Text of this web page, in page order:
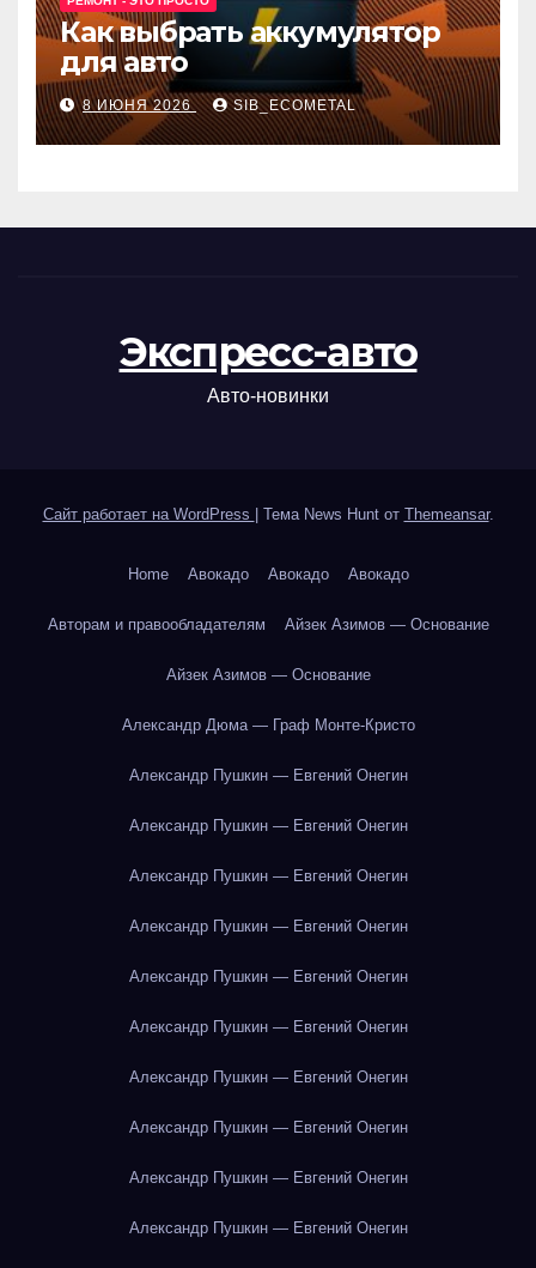
Как выбрать аккумулятор
для авто
8 ИЮНЯ 2026 SIB_ECOMETAL
Экспресс-авто
Авто-новинки
Сайт работает на WordPress Тема News Hunt от Themeansar.
Home Авокадо Авокадо Авокадо
Авторам и правообладателям Айзек Азимов — Основание
Айзек Азимов — Основание
Александр Дюма — Граф Монте-Кристо
Александр Пушкин — Евгений Онегин
Александр Пушкин — Евгений Онегин
Александр Пушкин — Евгений Онегин
Александр Пушкин — Евгений Онегин
Александр Пушкин — Евгений Онегин
Александр Пушкин — Евгений Онегин
Александр Пушкин — Евгений Онегин
Александр Пушкин — Евгений Онегин
Александр Пушкин — Евгений Онегин
Александр Пушкин — Евгений Онегин